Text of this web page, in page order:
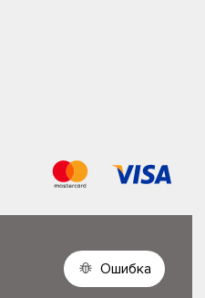
Ошибка